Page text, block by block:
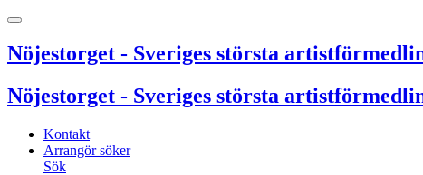
Nöjestorget - Sveriges största
Nöjestorget - Sveriges största
Kontakt
Arrangör söker
Sök